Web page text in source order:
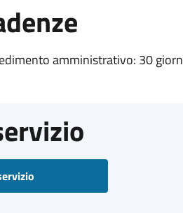
amministrativo: 30